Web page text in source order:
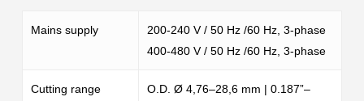
Mains supply
200-240 V / 50 Hz /60 Hz, 3-phase
400-480 V / 50 Hz /60 Hz, 3-phase
Cutting range
O.D. Ø 4,76–28,6 mm | 0.187”–